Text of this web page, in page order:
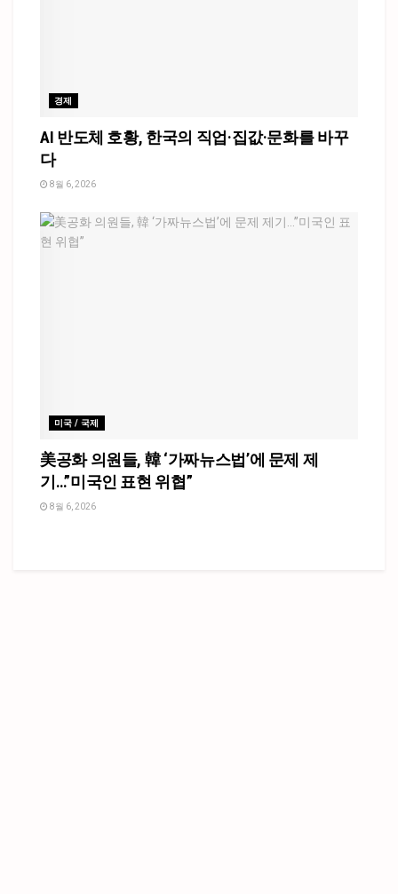
경제
AI 반도체 호황, 한국의 직업·집값·문화를 바꾸
다
8월 6, 2026
미국 / 국제
美공화 의원들, 韓 ‘가짜뉴스법’에 문제 제
기…”미국인 표현 위협”
8월 6, 2026